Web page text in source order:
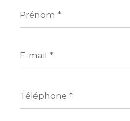
*
mail
*
*